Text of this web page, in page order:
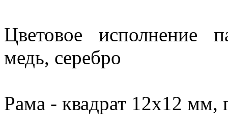
Цветовое исполнение
медь, серебро
Рама - квадрат 12х12 мм,